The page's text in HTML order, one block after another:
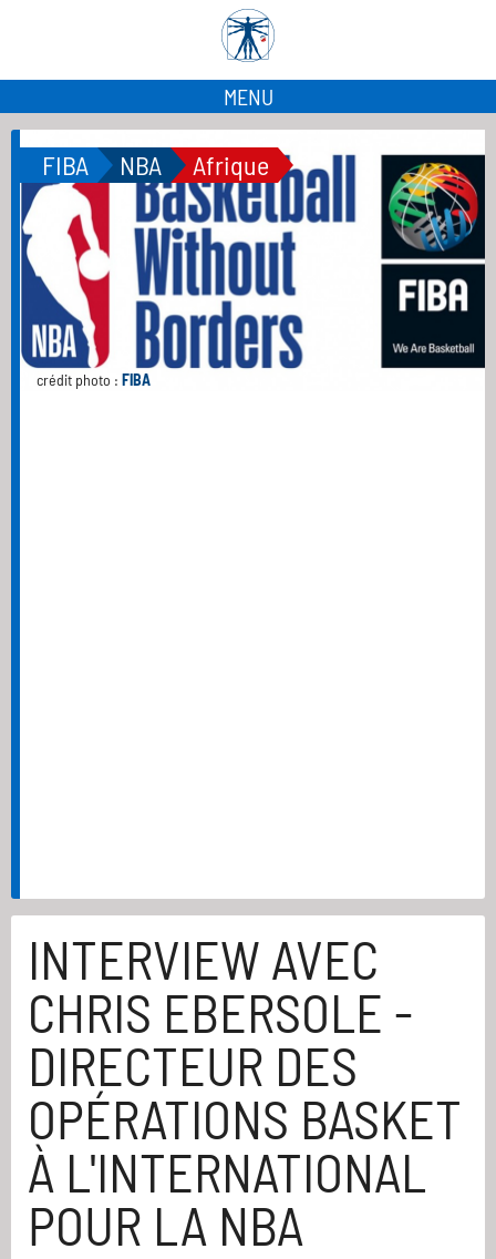
MENU
crédit photo : FIBA
FIBA NBA Afrique
INTERVIEW AVEC
CHRIS EBERSOLE -
DIRECTEUR DES
OPÉRATIONS BASKET
À L'INTERNATIONAL
POUR LA NBA